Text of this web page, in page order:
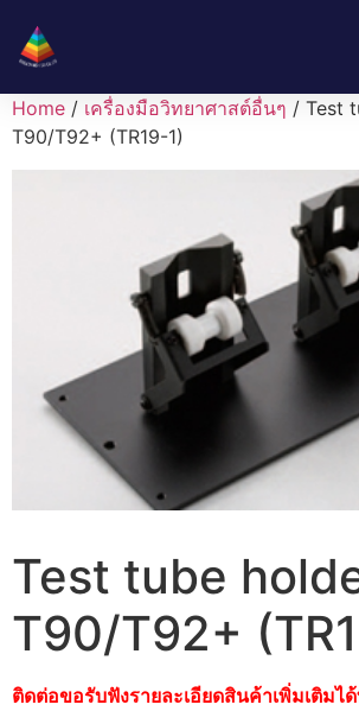
Home / เครื่องมือวิทยาศาสต์อื่นๆ / Test
T90/T92+ (TR19-1)
Test tube
T90/T92+
ติดต่อขอรับฟังรายละเอียดสินค้าเพิ่มเติมไ